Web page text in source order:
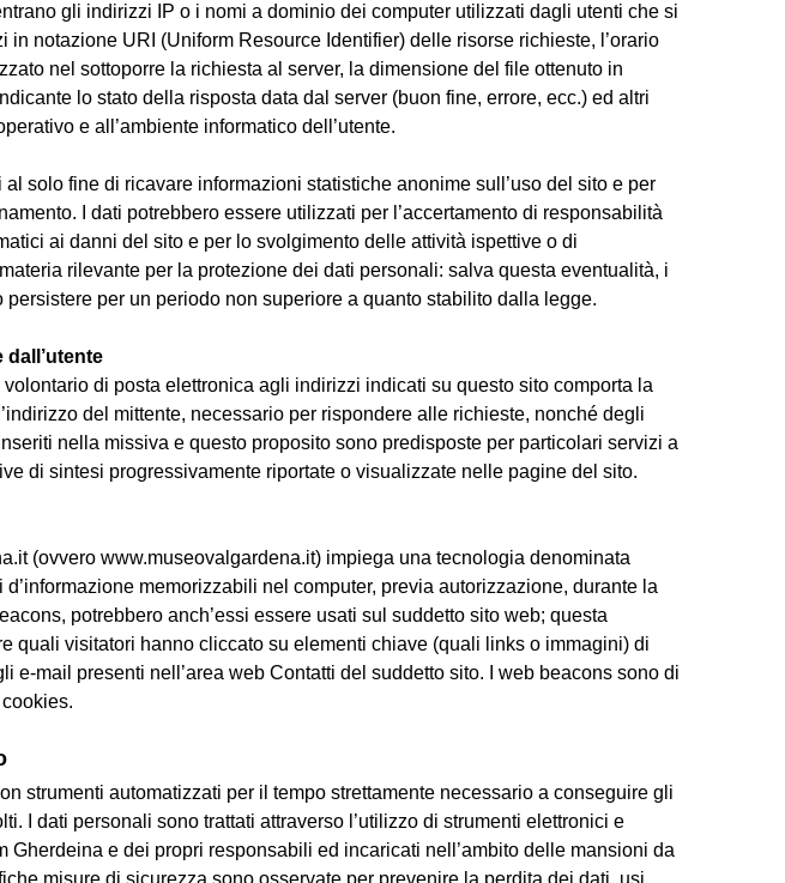
gli indirizzi IP o i nomi a dominio dei computer utilizzati dagli utenti che si
in notazione URI (Uniform Resource Identifier) delle risorse richieste, l’orario
nel sottoporre la richiesta al server, la dimensione del file ottenuto in
lo stato della risposta data dal server (buon fine, errore, ecc.) ed altri
e all’ambiente informatico dell’utente.
solo fine di ricavare informazioni statistiche anonime sull’uso del sito e per
I dati potrebbero essere utilizzati per l’accertamento di responsabilità
ai danni del sito e per lo svolgimento delle attività ispettive o di
rilevante per la protezione dei dati personali: salva questa eventualità, i
per un periodo non superiore a quanto stabilito dalla legge.
volontario di posta elettronica agli indirizzi indicati su questo sito comporta la
del mittente, necessario per rispondere alle richieste, nonché degli
nella missiva e questo proposito sono predisposte per particolari servizi a
di sintesi progressivamente riportate o visualizzate nelle pagine del sito.
(ovvero www.museovalgardena.it) impiega una tecnologia denominata
d’informazione memorizzabili nel computer, previa autorizzazione, durante la
potrebbero anch’essi essere usati sul suddetto sito web; questa
quali visitatori hanno cliccato su elementi chiave (quali links o immagini) di
e-mail presenti nell’area web Contatti del suddetto sito. I web beacons sono di
strumenti automatizzati per il tempo strettamente necessario a conseguire gli
I dati personali sono trattati attraverso l’utilizzo di strumenti elettronici e
Gherdeina e dei propri responsabili ed incaricati nell’ambito delle mansioni da
misure di sicurezza sono osservate per prevenire la perdita dei dati, usi